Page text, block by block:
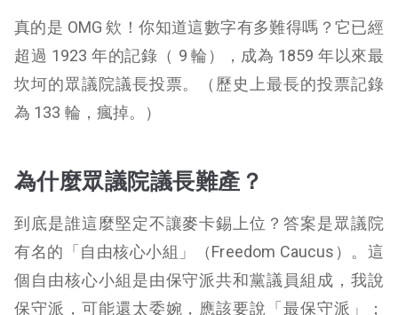
真的是 OMG 欸！你知道這數字有多難得嗎？它已經
超過 1923 年的記錄（ 9 輪），成為 1859 年以來最
坎坷的眾議院議長投票。（歷史上最長的投票記錄
為 133 輪，瘋掉。）
為什麼眾議院議長難產？
到底是誰這麼堅定不讓麥卡錫上位？答案是眾議院
有名的「自由核心小組」（Freedom Caucus）。這
個自由核心小組是由保守派共和黨議員組成，我說
保守派，可能還太委婉，應該要說「最保守派」；